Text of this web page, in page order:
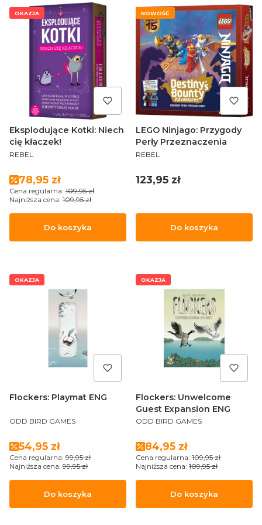
OKAZJA
Eksplodujące Kotki: Niech
cię kłaczek!
PRODUCENT
REBEL
Cena promocyjna
78,95 zł
Cena regularna: 109,95 zł
Najniższa cena: 109,95 zł
Do koszyka
NOWOŚĆ
LEGO Ninjago: Przygody
Perły Przeznaczenia
PRODUCENT
REBEL
Cena
123,95 zł
Do koszyka
OKAZJA
Flockers: Playmat ENG
PRODUCENT
ODD BIRD GAMES
Cena promocyjna
54,95 zł
Cena regularna: 99,95 zł
Najniższa cena: 99,95 zł
Do koszyka
OKAZJA
Flockers: Unwelcome
Guest Expansion ENG
PRODUCENT
ODD BIRD GAMES
Cena promocyjna
84,95 zł
Cena regularna: 109,95 zł
Najniższa cena: 109,95 zł
Do koszyka